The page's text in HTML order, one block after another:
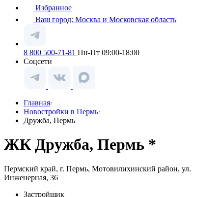
Избранное
Ваш город: Москва и Московская область
8 800 500-71-81 Пн-Пт 09:00-18:00
Соцсети
Главная
Новостройки в Пермь
Дружба, Пермь
ЖК Дружба, Пермь *
Пермский край, г. Пермь, Мотовилихинский район, ул.
Инженерная, 36
Застройщик